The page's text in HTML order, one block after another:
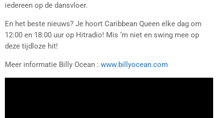
iedereen op de dansvloer.
En het beste nieuws? Je hoort Caribbean Queen elke dag om
12:00 en 18:00 uur op Hitradio! Mis ‘m niet en swing mee op
deze tijdloze hit!
Meer informatie Billy Ocean : www.billyocean.com